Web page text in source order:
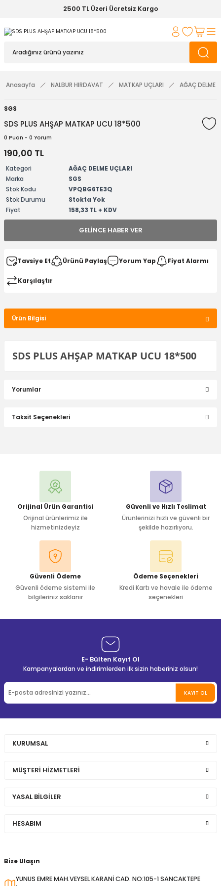
2500 TL Üzeri Ücretsiz Kargo
Anasayfa NALBUR HIRDAVAT MATKAP UÇLARI AĞAÇ DELME
SGS
SDS PLUS AHŞAP MATKAP UCU 18*500
0 Puan - 0 Yorum
190,00 TL
Kategori
AĞAÇ DELME UÇLARI
Marka
SGS
Stok Kodu
VPQBG6TE3Q
Stok Durumu
Stokta Yok
Fiyat
158,33 TL + KDV
GELINCE HABER VER
Tavsiye Et Ürünü Paylaş Yorum Yap Fiyat Alarmı
Karşılaştır
Ürün Bilgisi
SDS PLUS AHŞAP MATKAP UCU 18*500
Yorumlar
Taksit Seçenekleri
Orijinal Ürün Garantisi
Orijinal ürünlerimiz ile
hizmetinizdeyiz
Güvenli ve Hızlı Teslimat
Ürünlerinizi hızlı ve güvenli bir
şekilde hazırlıyoru.
Güvenli Ödeme
Güvenli ödeme sistemi ile
bilgileriniz saklanır
Ödeme Seçenekleri
Kredi Kartı ve havale ile ödeme
seçenekleri
E- Bülten Kayıt Ol
Kampanyalardan ve indirimlerden ilk sizin haberiniz olsun!
KAYIT OL
Bize Ulaşın
YUNUS EMRE MAH.VEYSEL KARANİ CAD. NO:105-1 SANCAKTEPE
KURUMSAL
MÜŞTERİ HİZMETLERİ
YASAL BİLGİLER
HESABIM